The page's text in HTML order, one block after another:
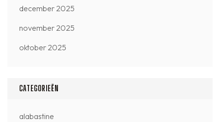
december 2025
november 2025
oktober 2025
CATEGORIEËN
alabastine